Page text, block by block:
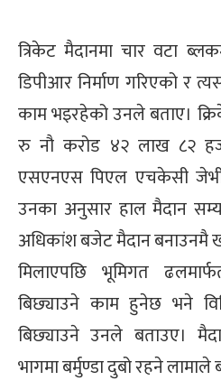
त्रिकेट मैदानमा चार वटा
डिपीआर निर्माण गरिएको र
काम भइरहेको उनले बताए।
रु नौ करोड ४२ लाख ८२
एसएनएस पिएल एचकेसी
उनका अनुसार हाल मैदान
अधिकांश बजेट मैदान बनाउनमै
मिलाएपछि भूमिगत
बिछ्याउने काम हुनेछ भने
बिछ्याउने उनले बताउए।
भागमा बर्मुण्डा दुबो रहने लामाले